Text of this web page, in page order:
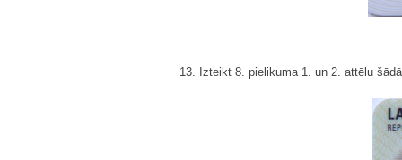
13. Izteikt 8. pielikuma 1. un 2. attēlu